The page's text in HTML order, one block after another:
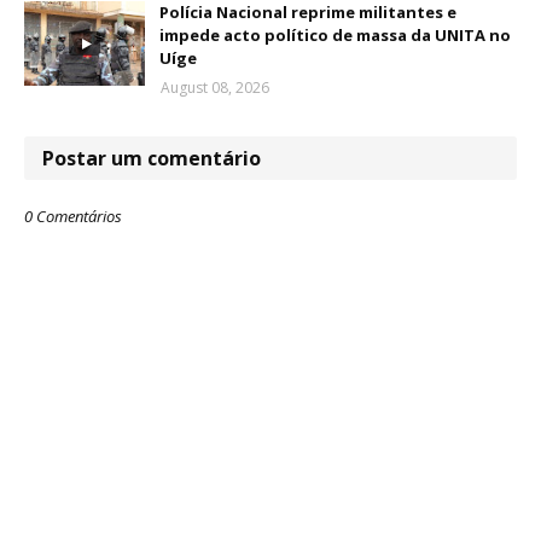
Polícia Nacional reprime militantes e
impede acto político de massa da UNITA no
Uíge
August 08, 2026
Postar um comentário
0 Comentários